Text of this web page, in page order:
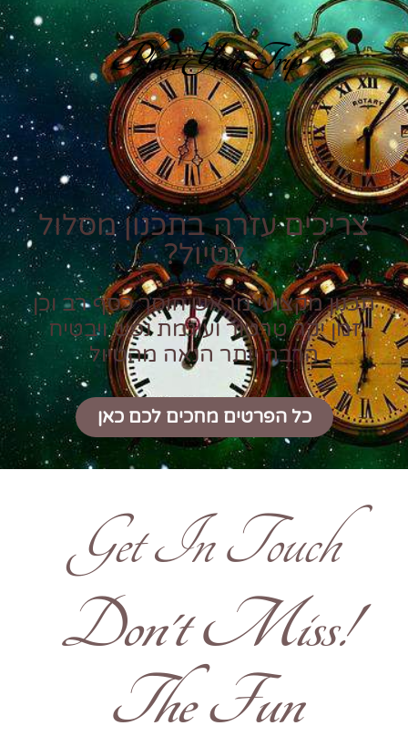
Plan Your Trip
צריכים עזרה בתכנון מסלול
לטיול?
תכנון מקצועי מראש חוסך כסף רב וכן
זמן יקר טרטור ועוגמת נפש ויבטיח
הרבה יותר הנאה מהטיול
כל הפרטים מחכים לכם כאן
Get In Touch
!Don't Miss
The Fun